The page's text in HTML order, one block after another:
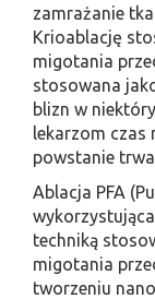
zamrażanie
Krioablację
migotania
stosowana
blizn w
lekarzom czas
powstanie
Ablacja PFA
techniką
migotania
tworzeniu